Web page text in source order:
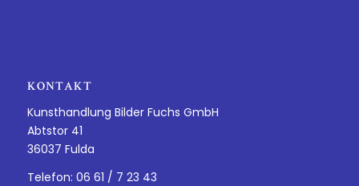
KONTAKT
Kunsthandlung Bilder Fuchs GmbH
Abtstor 41
36037 Fulda
Telefon: 06 61 / 7 23 43